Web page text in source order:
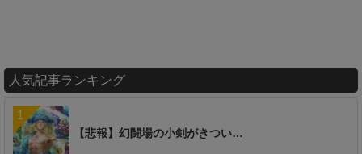
人気記事ランキング
【悲報】幻闘場の小剣がきつい…